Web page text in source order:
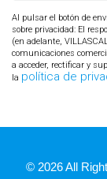
Al pulsar el botón de
sobre privacidad: El
(en adelante,
comunicaciones
a acceder, rectificar y
la política de
© 2026 All